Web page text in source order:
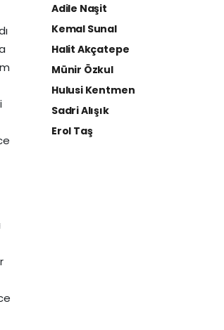
Adile Naşit
Kemal Sunal
Halit Akçatepe
Münir Özkul
Hulusi Kentmen
Sadri Alışık
Erol Taş